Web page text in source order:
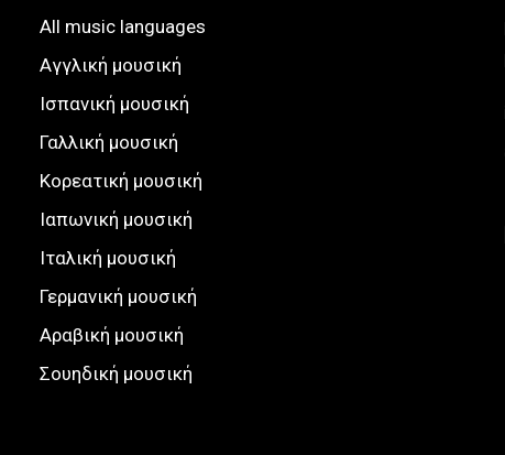
All music languages
Αγγλική μουσική
Ισπανική μουσική
Γαλλική μουσική
Κορεατική μουσική
Ιαπωνική μουσική
Ιταλική μουσική
Γερμανική μουσική
Αραβική μουσική
Σουηδική μουσική